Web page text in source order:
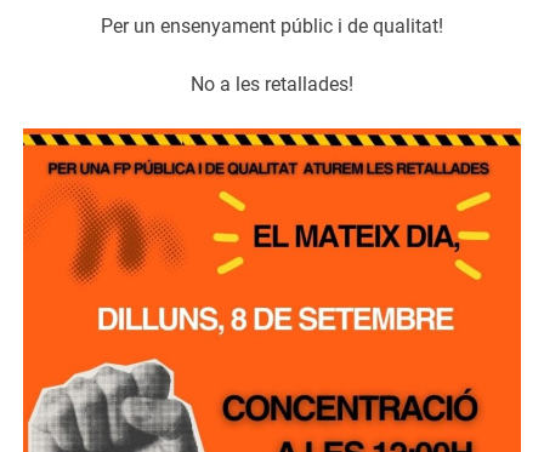
Per un ensenyament públic i de qualitat!
No a les retallades!